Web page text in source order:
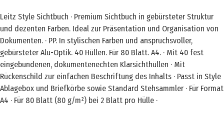
Leitz Style Sichtbuch · Premium Sichtbuch in gebürsteter Struktur
und dezenten Farben. Ideal zur Präsentation und Organisation von
Dokumenten. · PP. In stylischen Farben und anspruchsvoller,
gebürsteter Alu-Optik. 40 Hüllen. Für 80 Blatt. A4. · Mit 40 fest
eingebundenen, dokumentenechten Klarsichthüllen · Mit
Rückenschild zur einfachen Beschriftung des Inhalts · Passt in Style
Ablagebox und Briefkörbe sowie Standard Stehsammler · Für Format
A4 · Für 80 Blatt (80 g/m²) bei 2 Blatt pro Hülle ·